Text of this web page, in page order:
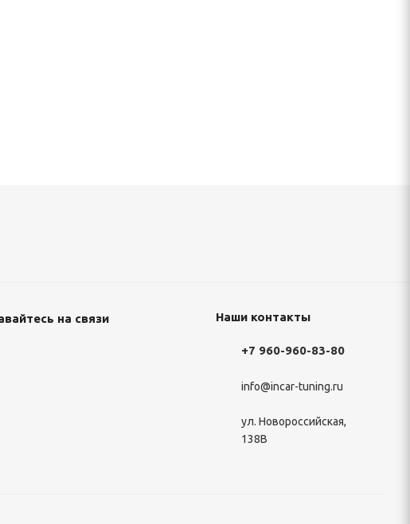
на связи Наши контакты
+7 960-960-83-80
info@incar-tuning.ru
ул. Новороссийская,
138В